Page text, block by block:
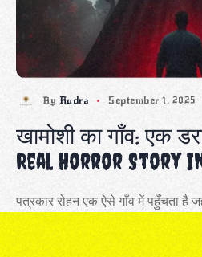
By Rudra September 1, 2025
खामोशी का गाँव: एक
Real Horror Story
पत्रकार रोहन एक ऐसे गाँव में पहुँचता है